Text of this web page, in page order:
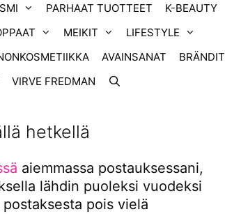
PARHAAT TUOTTEET
K-BEAUTY
MEIKIT
LIFESTYLE
AVAINSANAT
BRÄNDIT
VIRVE FREDMAN
hetkellä
aiemmassa postauksessani,
lähdin puoleksi vuodeksi
pois vielä